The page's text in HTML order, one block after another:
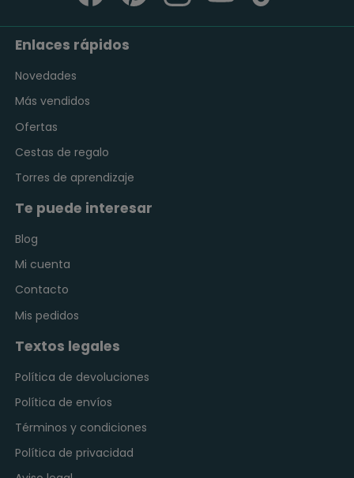
Enlaces rápidos
Novedades
Más vendidos
Ofertas
Cestas de regalo
Torres de aprendizaje
Te puede interesar
Blog
Mi cuenta
Contacto
Mis pedidos
Textos legales
Política de devoluciones
Política de envíos
Términos y condiciones
Política de privacidad